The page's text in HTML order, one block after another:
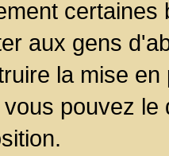
aux gens
la mise
pouvez